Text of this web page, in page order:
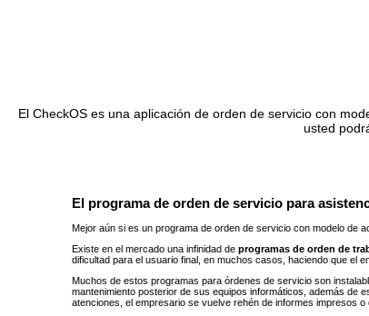
El CheckOS es una aplicación de orden de servicio con
usted
El programa de orden de servicio para
Mejor aún si es un programa de orden de servicio con modelo de
Existe en el mercado una infinidad deprogramas de orden de
dificultad para el usuario final, en muchos casos, haciendo que el
Muchos de estos programas para órdenes de servicio son
mantenimiento posterior de sus equipos informáticos, además de
atenciones, el empresario se vuelve rehén de informes impresos